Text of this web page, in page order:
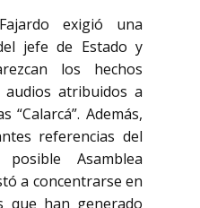
exigió una
jefe de Estado y
los hechos
audios atribuidos a
“Calarcá”. Además,
referencias del
Asamblea
a concentrarse en
que han generado